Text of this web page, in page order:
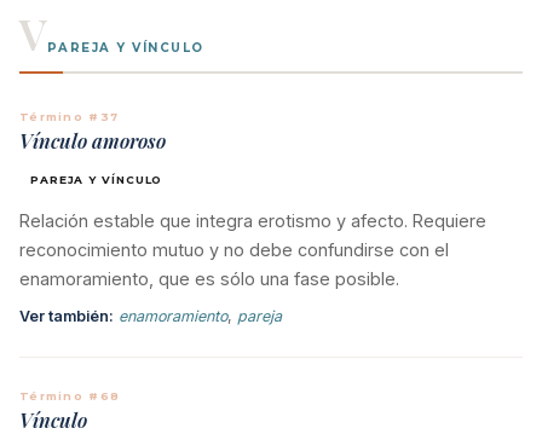
VPAREJA Y VÍNCULO
Término #37
Vínculo amoroso
PAREJA Y VÍNCULO
Relación estable que integra erotismo y afecto. Requiere
reconocimiento mutuo y no debe confundirse con el
enamoramiento, que es sólo una fase posible.
Ver también: enamoramiento, pareja
Término #68
Vínculo